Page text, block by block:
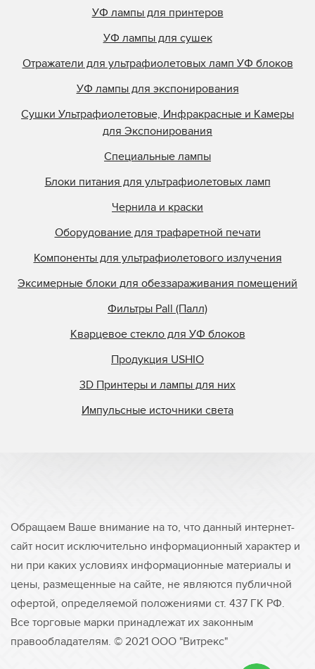
УФ лампы для принтеров
УФ лампы для сушек
Отражатели для ультрафиолетовых ламп УФ блоков
УФ лампы для экспонирования
Сушки Ультрафиолетовые, Инфракрасные и Камеры
для Экспонирования
Специальные лампы
Блоки питания для ультрафиолетовых ламп
Чернила и краски
Оборудование для трафаретной печати
Компоненты для ультрафиолетового излучения
Эксимерные блоки для обеззараживания помещений
Фильтры Pall (Палл)
Кварцевое стекло для УФ блоков
Продукция USHIO
3D Принтеры и лампы для них
Импульсные источники света
Обращаем Ваше внимание на то, что данный интернет-
сайт носит исключительно информационный характер и
ни при каких условиях информационные материалы и
цены, размещенные на сайте, не являются публичной
офертой, определяемой положениями ст. 437 ГК РФ.
Все торговые марки принадлежат их законным
правообладателям. © 2021 ООО "Витрекс"